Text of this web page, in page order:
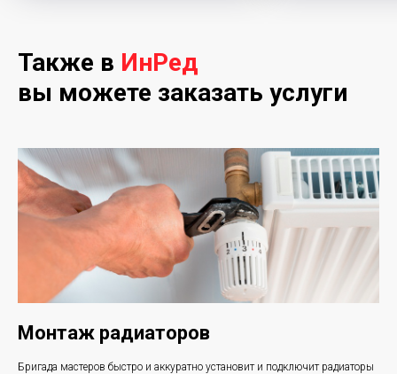
Также в ИнРед
вы можете заказать услуги
Монтаж радиаторов
Бригада мастеров быстро и аккуратно установит и подключит радиаторы